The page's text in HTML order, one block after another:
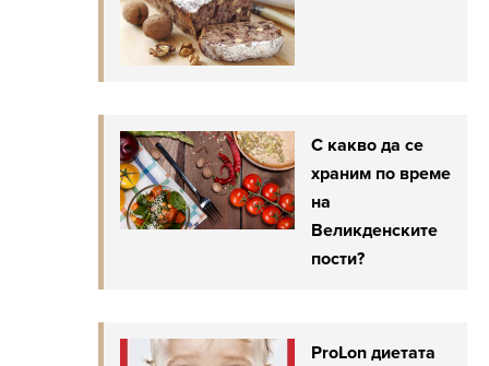
С какво да се
храним по време
на
Великденските
пости?
ProLon диетата